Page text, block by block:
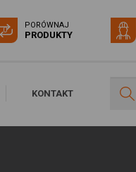
0
PORÓWNAJ
PRODUKTY
KONTAKT